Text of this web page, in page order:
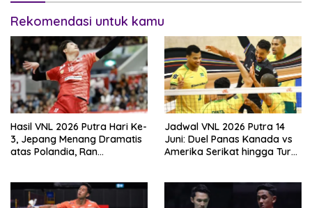
Rekomendasi untuk kamu
Hasil VNL 2026 Putra Hari Ke-
3, Jepang Menang Dramatis
atas Polandia, Ran
Jadwal VNL 2026 Putra 14
Juni: Duel Panas Kanada vs
Amerika Serikat hingga Turki